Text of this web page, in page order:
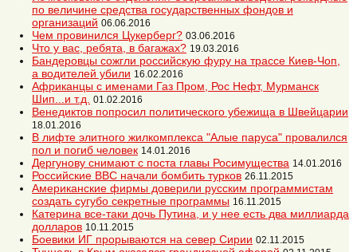
по величине средства государственных фондов и
организаций 06.06.2016
Чем провинился Цукерберг? 03.06.2016
Что у вас, ребята, в багажах? 19.03.2016
Бандеровцы сожгли российскую фуру на трассе Киев-Чоп,
а водителей убили 16.02.2016
Африканцы с именами Газ Пром, Рос Нефт, Мурманск
Шип...и т.д. 01.02.2016
Венедиктов попросил политического убежища в Швейцарии
18.01.2016
В лифте элитного жилкомплекса "Алые паруса" провалился
пол и погиб человек 14.01.2016
Дергунову снимают с поста главы Росимущества 14.01.2016
Российские ВВС начали бомбить турков 26.11.2015
Американские фирмы доверили русским программистам
создать сугубо секретные программы 16.11.2015
Катерина все-таки дочь Путина, и у нее есть два миллиарда
долларов 10.11.2015
Боевики ИГ прорываются на север Сирии 02.11.2015